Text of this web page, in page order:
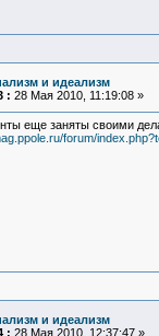
и идеализм
: 28 Мая 2010, 11:19:08 »
еще заняты своими
forum/
и идеализм
: 28 Мая 2010, 12:37:47 »